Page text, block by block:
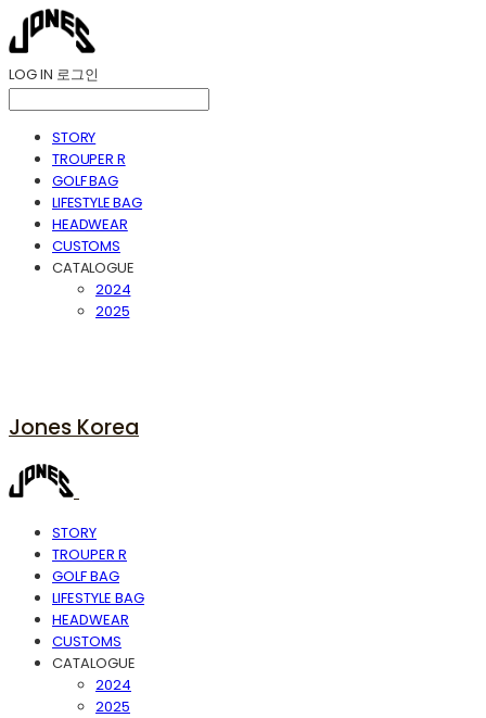
LOG IN 로그인
STORY
TROUPER R
GOLF BAG
LIFESTYLE BAG
HEADWEAR
CUSTOMS
CATALOGUE
2024
2025
Jones Korea
STORY
TROUPER R
GOLF BAG
LIFESTYLE BAG
HEADWEAR
CUSTOMS
CATALOGUE
2024
2025